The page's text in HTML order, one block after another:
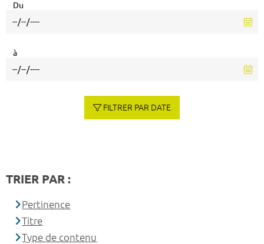
Du
à
FILTRER PAR DATE
TRIER PAR :
Pertinence
Titre
Type de contenu